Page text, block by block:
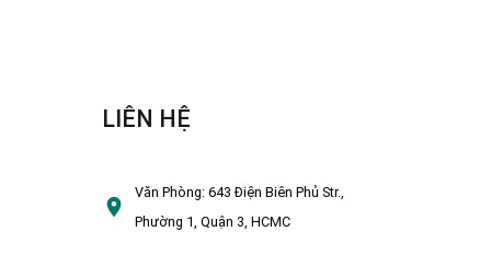
LIÊN HỆ
Văn Phòng:643 Điện Biên Phủ Str.,
Phường 1, Quận 3, HCMC